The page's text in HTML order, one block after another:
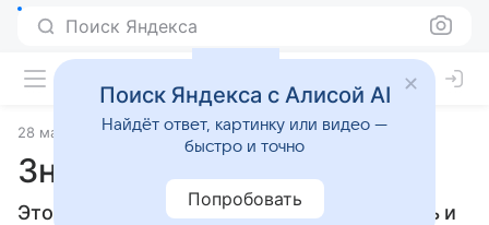
Поиск Яндекса
28 мая 2024 Значение имени
Значение имени Валерия
Это имя символизирует силу, уверенность и
Поиск Яндекса с Алисой AI
Найдёт ответ, картинку или видео —
быстро и точно
Попробовать